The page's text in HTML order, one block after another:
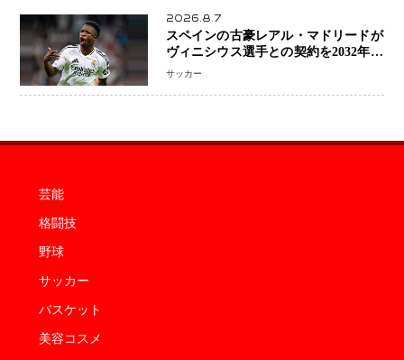
2026.8.7
スペインの古豪レアル・マドリードが
ヴィニシウス選手との契約を2032年ま
で延長 長期交渉が決着 年俸は約43億
サッカー
芸能
格闘技
野球
サッカー
バスケット
美容コスメ